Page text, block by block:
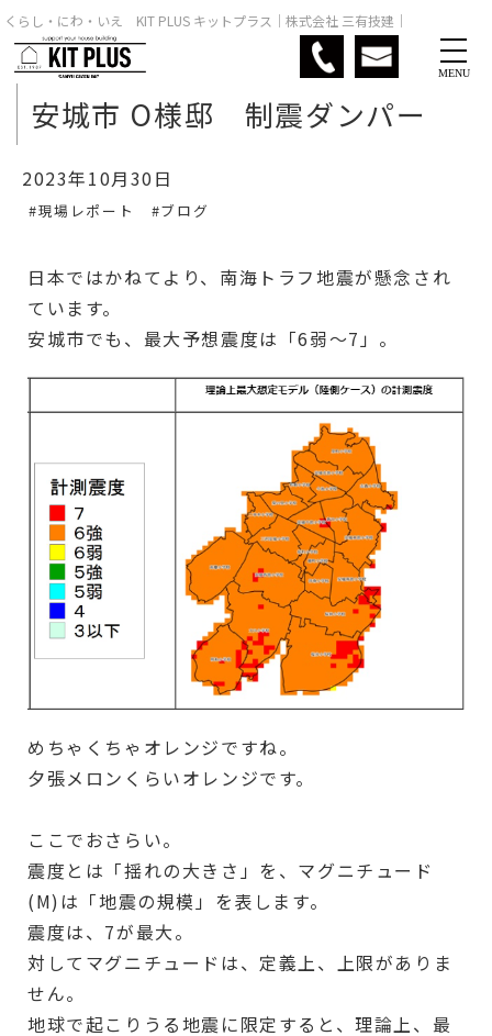
くらし・にわ・いえ KIT PLUS キットプラス｜株式会社 三有技建｜
MENU
安城市 O様邸 制震ダンパー
2023年10月30日
#現場レポート #ブログ
日本ではかねてより、南海トラフ地震が懸念され
ています。
安城市でも、最大予想震度は「6弱～7」。
めちゃくちゃオレンジですね。
夕張メロンくらいオレンジです。
ここでおさらい。
震度とは「揺れの大きさ」を、マグニチュード
(M)は「地震の規模」を表します。
震度は、7が最大。
対してマグニチュードは、定義上、上限がありま
せん。
地球で起こりうる地震に限定すると、理論上、最